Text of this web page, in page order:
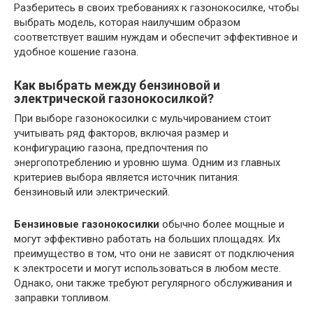
Разберитесь в своих требованиях к газонокосилке, чтобы
выбрать модель, которая наилучшим образом
соответствует вашим нуждам и обеспечит эффективное и
удобное кошение газона.
Как выбрать между бензиновой и
электрической газонокосилкой?
При выборе газонокосилки с мульчированием стоит
учитывать ряд факторов, включая размер и
конфигурацию газона, предпочтения по
энергопотреблению и уровню шума. Одним из главных
критериев выбора является источник питания:
бензиновый или электрический.
Бензиновые газонокосилки обычно более мощные и
могут эффективно работать на больших площадях. Их
преимущество в том, что они не зависят от подключения
к электросети и могут использоваться в любом месте.
Однако, они также требуют регулярного обслуживания и
заправки топливом.